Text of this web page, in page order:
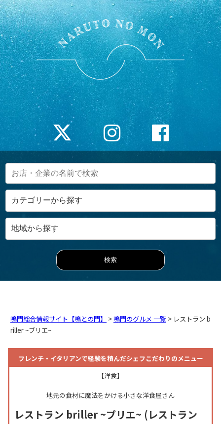
鳴門総合情報サイト【鳴との門】 >鳴門のグルメ 一覧 > レストラン b
riller ~ブリエ~
フレンチ・イタリアンで経験を積んだシェフこだわりのメニュー
【洋食】
地元の食材に魔法をかける小さな洋食屋さん
レストラン briller ~ブリエ~ (レストラン